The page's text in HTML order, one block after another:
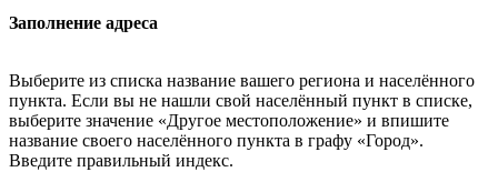
Заполнение адреса
Выберите из списка название вашего региона и населённого
пункта. Если вы не нашли свой населённый пункт в списке,
выберите значение «Другое местоположение» и впишите
название своего населённого пункта в графу «Город».
Введите правильный индекс.